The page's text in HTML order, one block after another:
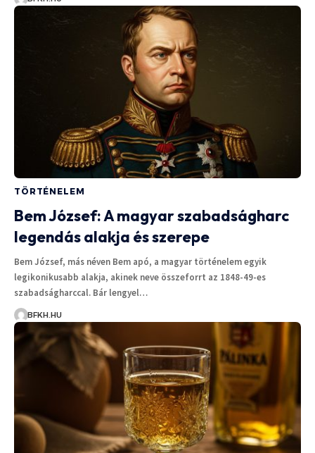
TÖRTÉNELEM
Bem József: A magyar szabadságharc
legendás alakja és szerepe
Bem József, más néven Bem apó, a magyar történelem egyik
legikonikusabb alakja, akinek neve összeforrt az 1848-49-es
szabadságharccal. Bár lengyel…
BFKH.HU